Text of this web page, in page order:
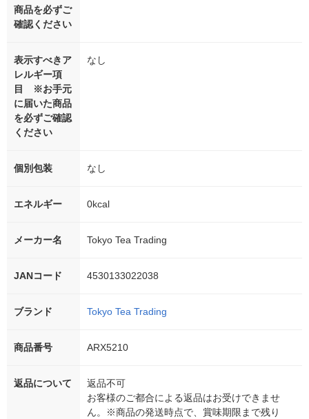
商品を必ずご
確認ください
表示すべきア
レルギー項
目 ※お手元
に届いた商品
を必ずご確認
ください
なし
個別包装 なし
エネルギー 0kcal
メーカー名 Tokyo Tea Trading
JANコード 4530133022038
ブランド Tokyo Tea Trading
商品番号 ARX5210
返品について
返品不可
お客様のご都合による返品はお受けできませ
ん。※商品の発送時点で、賞味期限まで残り